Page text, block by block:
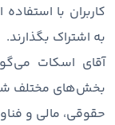
کاربران با
به اشتراک بگذارند.
بخش‌های مختلف
حقوقی، مالی و